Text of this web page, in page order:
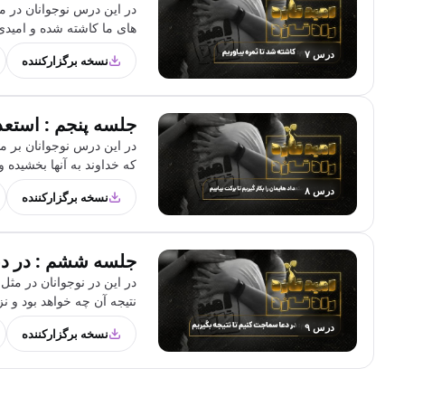
درس ۷
در این درس نوجوانان در
های ما کاشته شده و
نسخه برگزارکننده
درس ۸
جلسه پنجم :
در این درس نوجوانان بر
که خداوند به آنها
نسخه برگزارکننده
درس ۹
جلسه ششم : در
در این در نوجوانان در
نتیجه آن چه خواهد بود و
نسخه برگزارکننده